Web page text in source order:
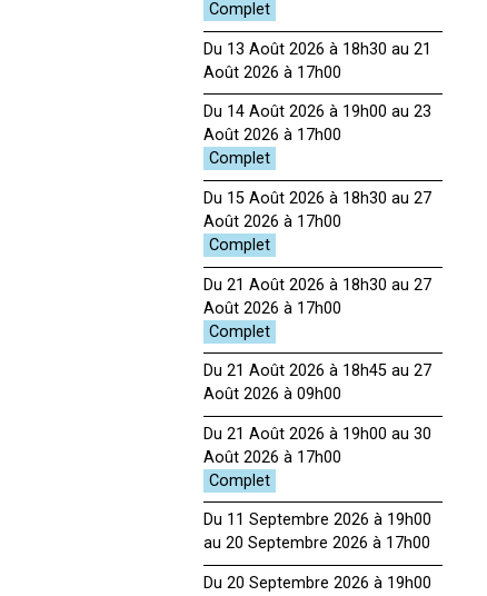
Du 13 Août 2026 à 18h30 au 21
Août 2026 à 17h00
Du 14 Août 2026 à 19h00 au 23
Août 2026 à 17h00
Du 15 Août 2026 à 18h30 au 27
Août 2026 à 17h00
Du 21 Août 2026 à 18h30 au 27
Août 2026 à 17h00
Du 21 Août 2026 à 18h45 au 27
Août 2026 à 09h00
Du 21 Août 2026 à 19h00 au 30
Août 2026 à 17h00
Du 11 Septembre 2026 à 19h00
au 20 Septembre 2026 à 17h00
Du 20 Septembre 2026 à 19h00